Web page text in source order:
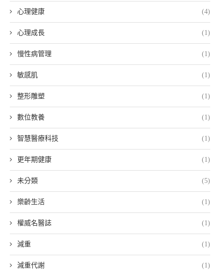
心理健康 (4)
心理成長 (1)
慢性病管理 (1)
敏感肌 (1)
整形雕塑 (1)
數位教養 (1)
智慧醫療科技 (1)
更年期健康 (1)
未分類 (5)
樂齡生活 (1)
權威名醫誌 (1)
減重 (1)
減重代謝 (1)